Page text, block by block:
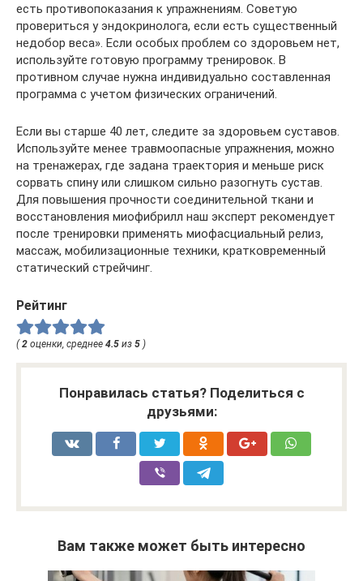
есть противопоказания к упражнениям. Советую
провериться у эндокринолога, если есть существенный
недобор веса». Если особых проблем со здоровьем нет,
используйте готовую программу тренировок. В
противном случае нужна индивидуально составленная
программа с учетом физических ограничений.
Если вы старше 40 лет, следите за здоровьем суставов.
Используйте менее травмоопасные упражнения, можно
на тренажерах, где задана траектория и меньше риск
сорвать спину или слишком сильно разогнуть сустав.
Для повышения прочности соединительной ткани и
восстановления миофибрилл наш эксперт рекомендует
после тренировки применять миофасциальный релиз,
массаж, мобилизационные техники, кратковременный
статический стрейчинг.
Рейтинг
(2 оценки, среднее 4.5 из 5 )
Понравилась статья? Поделиться с
друзьями:
Вам также может быть интересно